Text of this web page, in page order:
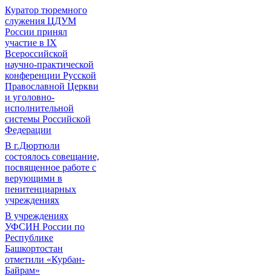
Куратор тюремного
служения ЦДУМ
России принял
участие в IX
Всероссийской
научно-практической
конференции Русской
Православной Церкви
и уголовно-
исполнительной
системы Российской
Федерации
В г.Дюртюли
состоялось совещание,
посвященное работе с
верующими в
пенитенциарных
учреждениях
В учреждениях
УФСИН России по
Республике
Башкортостан
отметили «Курбан-
Байрам»